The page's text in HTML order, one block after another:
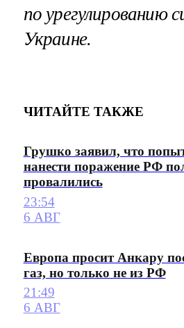
по урегулированию
Украине.
ЧИТАЙТЕ ТАКЖЕ
Грушко заявил, что
нанести поражение РФ
провалились
23:54
6 АВГ
Европа просит Анкару
газ, но только не из РФ
21:49
6 АВГ